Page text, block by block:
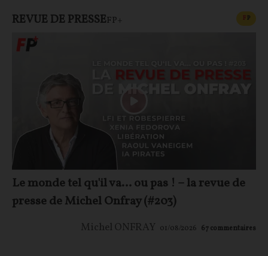
REVUE DE PRESSEFP+ FP
Le monde tel qu'il va… ou pas ! – la revue de
presse de Michel Onfray (#203)
Michel ONFRAY 01/08/2026 67commentaires